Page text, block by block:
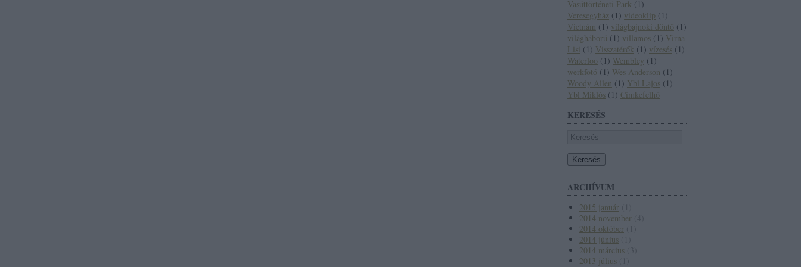
Vasúttörténeti Park ( 1 )
Veresegyház ( 1 ) videoklip ( 1 )
Vietnám ( 1 ) világbajnoki döntő ( 1 )
világháború ( 1 ) villamos ( 1 ) Virna
Lisi ( 1 ) Visszatérők ( 1 ) vízesés ( 1 )
Waterloo ( 1 ) Wembley ( 1 )
werkfotó ( 1 ) Wes Anderson ( 1 )
Woody Allen ( 1 ) Ybl Lajos ( 1 )
Ybl Miklós ( 1 ) Címkefelhő
KERESÉS
ARCHÍVUM
2015 január
2014 november
2014 október
2014 június
2014 március
2013 július